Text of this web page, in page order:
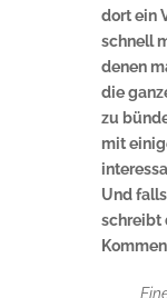
dort ein
schnell
denen
die
zu
mit
Und
schreibt